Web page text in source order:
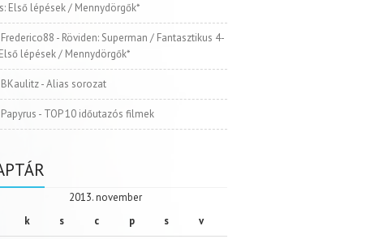
Első lépések / Mennydörgők*
Frederico88 - Röviden: Superman / Fantasztikus 4-
lépések / Mennydörgők*
BKaulitz-Alias sorozat
Papyrus - TOP 10 időutazós filmek
2013. november
k s c p s v